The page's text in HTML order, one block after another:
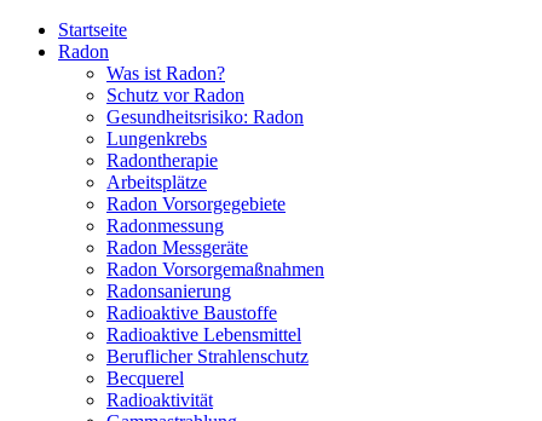
Close
Menu
Startseite
Radon
Was ist Radon?
Schutz vor Radon
Gesundheitsrisiko: Radon
Lungenkrebs
Radontherapie
Arbeitsplätze
Radon Vorsorgegebiete
Radonmessung
Radon Messgeräte
Radon Vorsorgemaßnahmen
Radonsanierung
Radioaktive Baustoffe
Radioaktive Lebensmittel
Beruflicher Strahlenschutz
Becquerel
Radioaktivität